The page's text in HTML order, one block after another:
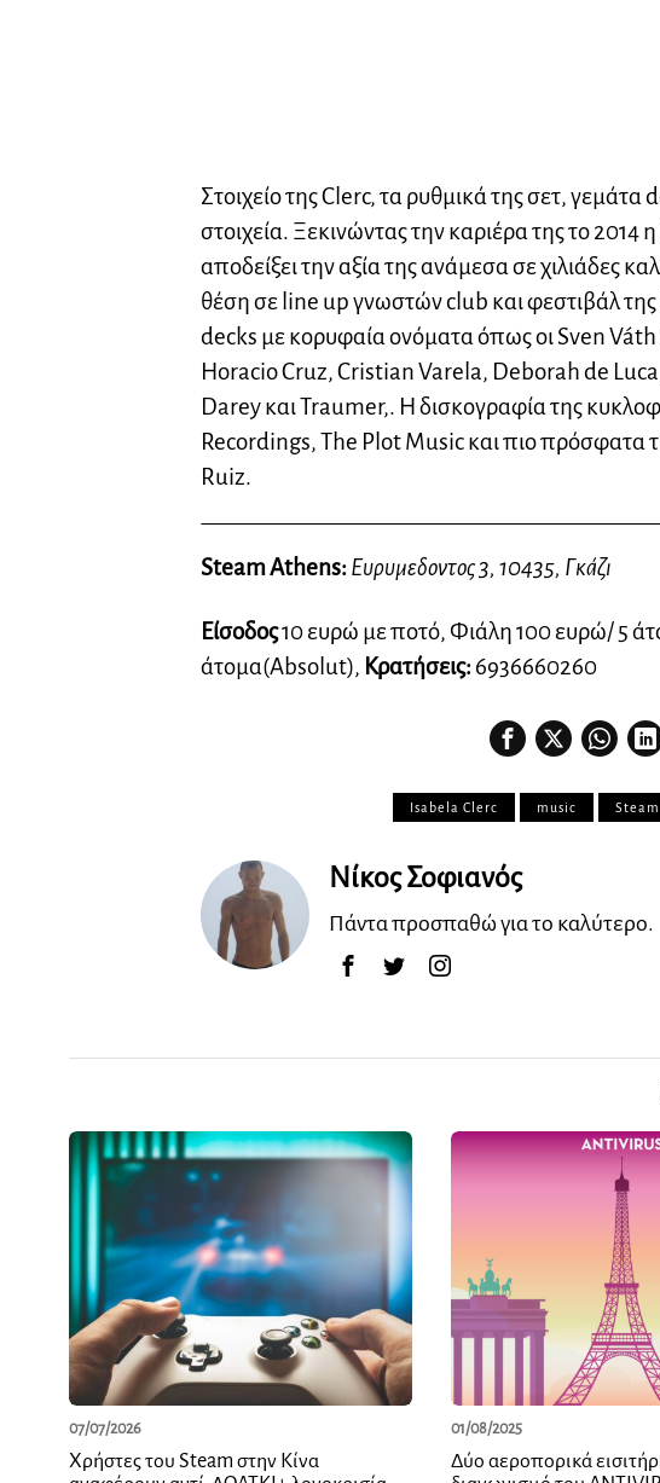
Στοιχείο της Clerc, τα ρυθμικά της σετ,
στοιχεία. Ξεκινώντας την καριέρα της το
αποδείξει την αξία της ανάμεσα σε χιλιάδες
θέση σε line up γνωστών club και φεστιβάλ
decks με κορυφαία ονόματα όπως οι Sven
Horacio Cruz, Cristian Varela, Deborah de
Darey και Traumer,. Η δισκογραφία της
Recordings, The Plot Music και πιο
Ruiz.
Steam Athens:Ευρυμεδοντος 3, 10435, Γκάζι
Είσοδος10 ευρώ με ποτό, Φιάλη 100 ευρώ/ 5
άτομα(Absolut), Κρατήσεις:6936660260
Isabela Clerc music Steam
Νίκος Σοφιανός
Πάντα προσπαθώ για το καλύτερο.
07/07/2026
Χρήστες του Steam στην Κίνα
01/08/2025
Δύο αεροπορικά